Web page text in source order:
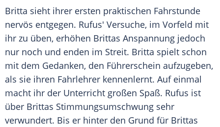
Britta sieht ihrer ersten praktischen Fahrstunde
nervös entgegen. Rufus' Versuche, im Vorfeld mit
ihr zu üben, erhöhen Brittas Anspannung jedoch
nur noch und enden im Streit. Britta spielt schon
mit dem Gedanken, den Führerschein aufzugeben,
als sie ihren Fahrlehrer kennenlernt. Auf einmal
macht ihr der Unterricht großen Spaß. Rufus ist
über Brittas Stimmungsumschwung sehr
verwundert. Bis er hinter den Grund für Brittas